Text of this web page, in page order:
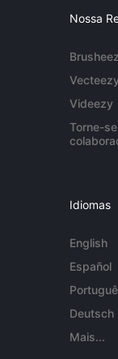
Nossa
Vecteezy
Videezy
Torne-
Idiomas
English
Español
Deutsch
Mais...